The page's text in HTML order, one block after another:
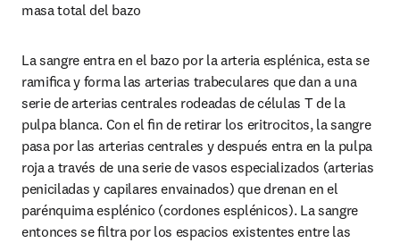
masa total del bazo
La sangre entra en el bazo por la arteria esplénica, esta se
ramiﬁca y forma las arterias trabeculares que dan a una
serie de arterias centrales rodeadas de células T de la
pulpa blanca. Con el ﬁn de retirar los eritrocitos, la sangre
pasa por las arterias centrales y después entra en la pulpa
roja a través de una serie de vasos especializados (arterias
peniciladas y capilares envainados) que drenan en el
parénquima esplénico (cordones esplénicos). La sangre
entonces se ﬁltra por los espacios existentes entre las